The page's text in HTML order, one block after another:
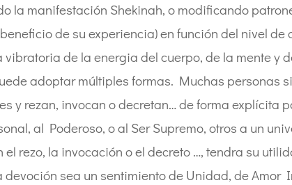
la manifestación Shekinah, o modificando
de su experiencia) en función del nivel
vibratoria de la energia del cuerpo, de la mente
adoptar múltiples formas. Muchas personas
y rezan, invocan o decretan… de forma explícita
al Poderoso, o al Ser Supremo, otros a un
el rezo, la invocación o el decreto …, tendra su
devoción sea un sentimiento de Unidad, de